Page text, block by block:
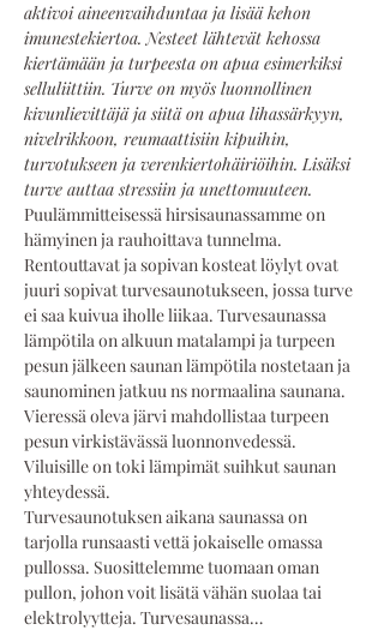
aktivoi aineenvaihduntaa ja lisää kehon
imunestekiertoa. Nesteet lähtevät kehossa
kiertämään ja turpeesta on apua esimerkiksi
selluliittiin. Turve on myös luonnollinen
kivunlievittäjä ja siitä on apua lihassärkyyn,
nivelrikkoon, reumaattisiin kipuihin,
turvotukseen ja verenkiertohäiriöihin. Lisäksi
turve auttaa stressiin ja unettomuuteen.
Puulämmitteisessä hirsisaunassamme on
hämyinen ja rauhoittava tunnelma.
Rentouttavat ja sopivan kosteat löylyt ovat
juuri sopivat turvesaunotukseen, jossa turve
ei saa kuivua iholle liikaa. Turvesaunassa
lämpötila on alkuun matalampi ja turpeen
pesun jälkeen saunan lämpötila nostetaan ja
saunominen jatkuu ns normaalina saunana.
Vieressä oleva järvi mahdollistaa turpeen
pesun virkistävässä luonnonvedessä.
Viluisille on toki lämpimät suihkut saunan
yhteydessä.
Turvesaunotuksen aikana saunassa on
tarjolla runsaasti vettä jokaiselle omassa
pullossa. Suosittelemme tuomaan oman
pullon, johon voit lisätä vähän suolaa tai
elektrolyytteja. Turvesaunassa…